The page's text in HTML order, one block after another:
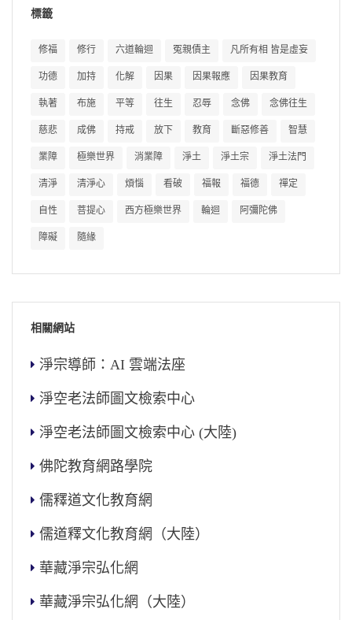
標籤
修福 修行 六道輪迴 冤親債主 凡所有相 皆是虛妄
功德 加持 化解 因果 因果報應 因果教育
執著 布施 平等 往生 忍辱 念佛 念佛往生
慈悲 成佛 持戒 放下 教育 斷惡修善 智慧
業障 極樂世界 消業障 淨土 淨土宗 淨土法門
清淨 清淨心 煩惱 看破 福報 福德 禪定
自性 菩提心 西方極樂世界 輪迴 阿彌陀佛
障礙 隨緣
相關網站
淨宗導師：AI 雲端法座
淨空老法師圖文檢索中心
淨空老法師圖文檢索中心 (大陸)
佛陀教育網路學院
儒釋道文化教育網
儒道釋文化教育網（大陸）
華藏淨宗弘化網
華藏淨宗弘化網（大陸）